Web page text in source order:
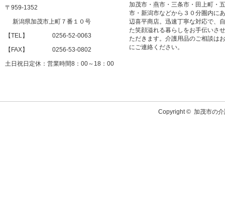
〒959-1352
新潟県加茂市上町７番１０号
【TEL】 0256-52-0063
【FAX】 0256-53-0802
土日祝日定休：営業時間8：00～18：00
加茂市・燕市・三条市・田上町・
市・新潟市などから３０分圏内に
辺喜平商店。迅速丁寧な対応で、
た笑顔溢れる暮らしをお手伝いさ
ただきます。介護用品のご相談は
にご連絡ください。
Copyright © 加茂市の